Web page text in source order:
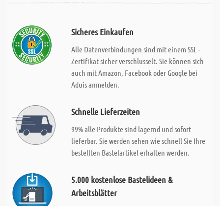
Sicheres Einkaufen
Alle Datenverbindungen sind mit einem SSL -
Zertifikat sicher verschlusselt. Sie können sich
auch mit Amazon, Facebook oder Google bei
Aduis anmelden.
Schnelle Lieferzeiten
99% alle Produkte sind lagernd und sofort
lieferbar. Sie werden sehen wie schnell Sie Ihre
bestellten Bastelartikel erhalten werden.
5.000 kostenlose Bastelideen &
Arbeitsblätter